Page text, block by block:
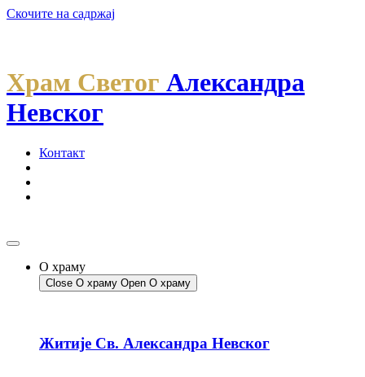
Скочите на садржај
Храм Светог Александра
Невског
Контакт
О храму
Close О храму Open О храму
Житије Св. Александра Невског